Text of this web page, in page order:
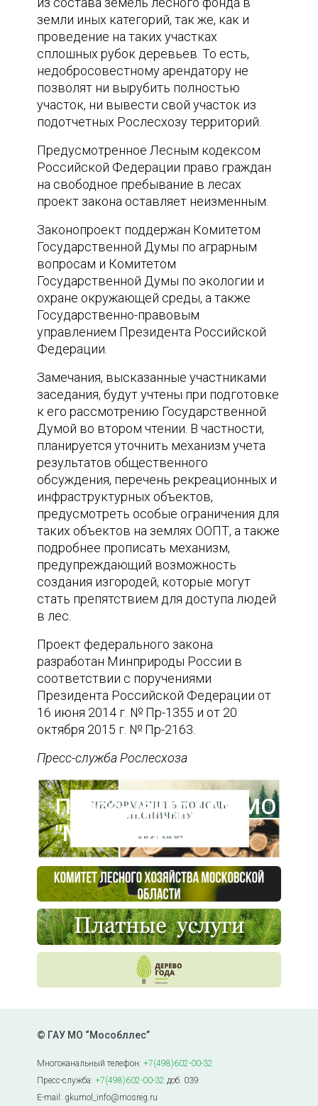
земли иных категорий, так же, как и
проведение на таких участках
сплошных рубок деревьев. То есть,
недобросовестному арендатору не
позволят ни вырубить полностью
участок, ни вывести свой участок из
подотчетных Рослесхозу территорий.
Предусмотренное Лесным кодексом
Российской Федерации право граждан
на свободное пребывание в лесах
проект закона оставляет неизменным.
Законопроект поддержан Комитетом
Государственной Думы по аграрным
вопросам и Комитетом
Государственной Думы по экологии и
охране окружающей среды, а также
Государственно-правовым
управлением Президента Российской
Федерации.
Замечания, высказанные участниками
заседания, будут учтены при подготовке
к его рассмотрению Государственной
Думой во втором чтении. В частности,
планируется уточнить механизм учета
результатов общественного
обсуждения, перечень рекреационных и
инфраструктурных объектов,
предусмотреть особые ограничения для
таких объектов на землях ООПТ, а также
подробнее прописать механизм,
предупреждающий возможность
создания изгородей, которые могут
стать препятствием для доступа людей
в лес.
Проект федерального закона
разработан Минприроды России в
соответствии с поручениями
Президента Российской Федерации от
16 июня 2014 г. № Пр-1355 и от 20
октября 2015 г. № Пр-2163.
Пресс-служба Рослесхоза
Пресс-центр ГАУ МО
"Мособллес"
© ГАУ МО “Мособллес”
Многоканальный телефон:+7(498)602-00-32
Пресс-служба:+7(498)602-00-32 доб. 039
E-mail: gkumol_info@mosreg.ru